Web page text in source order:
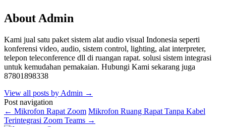
About Admin
Kami jual satu paket sistem alat audio visual Indonesia seperti
konferensi video, audio, sistem control, lighting, alat interpreter,
telepon teleconference dll di ruangan rapat. solusi sistem integrasi
untuk kemudahan pemakaian. Hubungi Kami sekarang juga
87801898338
View all posts by Admin →
Post navigation
← Mikrofon Rapat Zoom Mikrofon Ruang Rapat Tanpa Kabel
Terintegrasi Zoom Teams →